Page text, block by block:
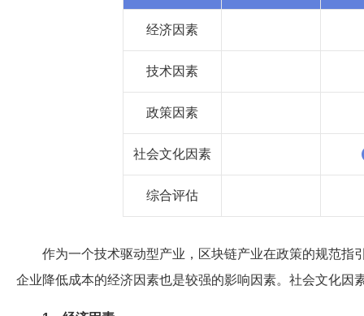
经济因素
技术因素
政策因素
社会文化因素
综合评估
作为一个技术驱动型产业，区块链产业在政策的规范指
企业降低成本的经济因素也是较强的影响因素。社会文化因